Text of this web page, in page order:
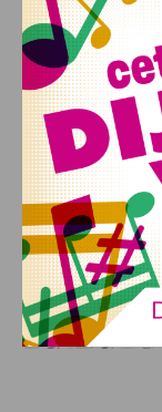
L’ARTISAN DE